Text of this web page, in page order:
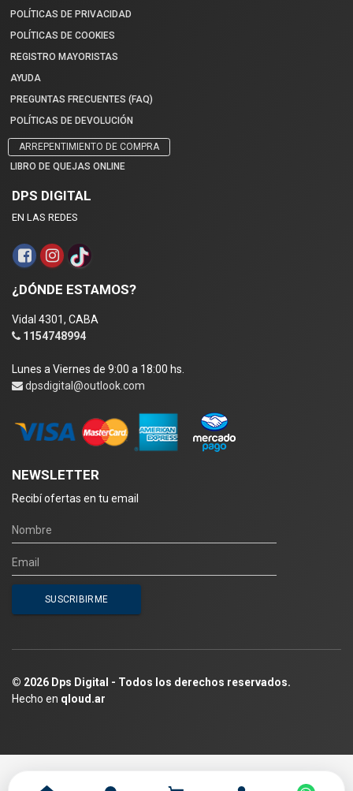
POLÍTICAS DE PRIVACIDAD
POLÍTICAS DE COOKIES
REGISTRO MAYORISTAS
AYUDA
PREGUNTAS FRECUENTES (FAQ)
POLÍTICAS DE DEVOLUCIÓN
ARREPENTIMIENTO DE COMPRA
LIBRO DE QUEJAS ONLINE
DPS DIGITAL
EN LAS REDES
¿DÓNDE ESTAMOS?
Vidal 4301, CABA
1154748994
Lunes a Viernes de 9:00 a 18:00 hs.
dpsdigital@outlook.com
NEWSLETTER
Recibí ofertas en tu email
© 2026 Dps Digital - Todos los derechos reservados.
Hecho en qloud.ar